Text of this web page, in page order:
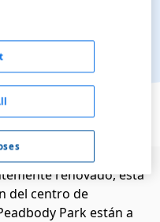
renovado, está
del centro de
Park están a